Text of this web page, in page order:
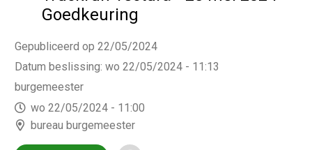
Goedkeuring
Gepubliceerd op 22/05/2024
Datum beslissing: wo 22/05/2024 - 11:13
burgemeester
wo 22/05/2024 - 11:00
bureau burgemeester